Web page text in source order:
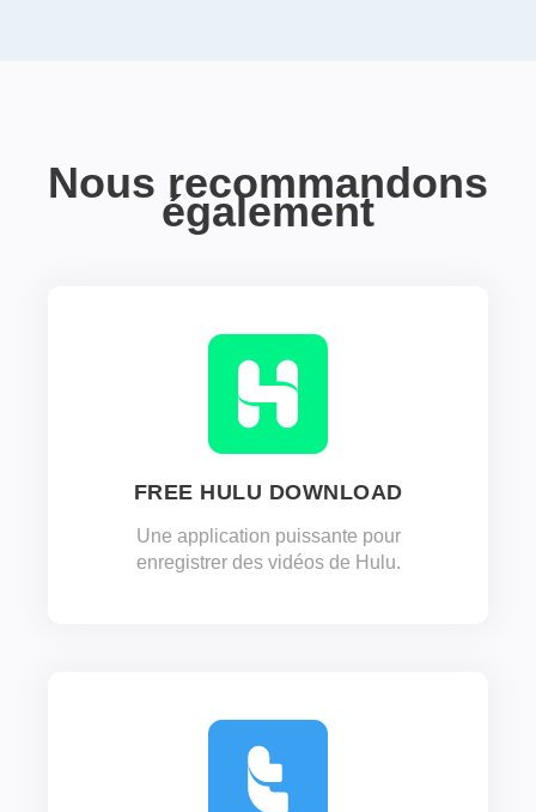
Nous recommandons
également
FREE HULU DOWNLOAD
Une application puissante pour
enregistrer des vidéos de Hulu.